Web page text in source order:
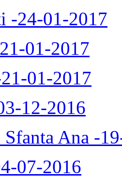
-24-01-2017
01-2017
01-2017
12-2016
Ana -
07-2016